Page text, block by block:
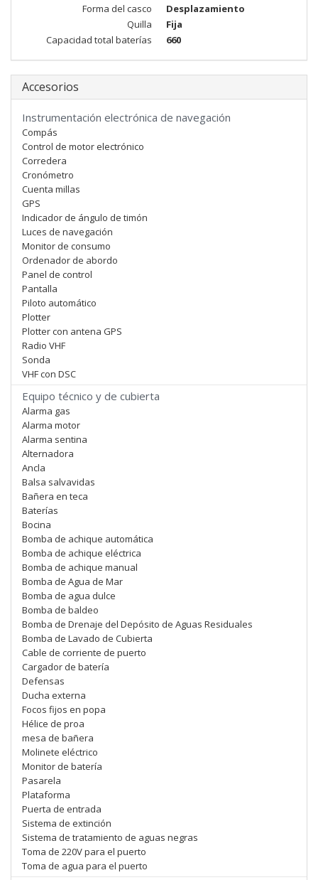
Forma del casco
Desplazamiento
Quilla
Fija
Capacidad total baterías
660
Accesorios
Instrumentación electrónica de navegación
Compás
Control de motor electrónico
Corredera
Cronómetro
Cuenta millas
GPS
Indicador de ángulo de timón
Luces de navegación
Monitor de consumo
Ordenador de abordo
Panel de control
Pantalla
Piloto automático
Plotter
Plotter con antena GPS
Radio VHF
Sonda
VHF con DSC
Equipo técnico y de cubierta
Alarma gas
Alarma motor
Alarma sentina
Alternadora
Ancla
Balsa salvavidas
Bañera en teca
Baterías
Bocina
Bomba de achique automática
Bomba de achique eléctrica
Bomba de achique manual
Bomba de Agua de Mar
Bomba de agua dulce
Bomba de baldeo
Bomba de Drenaje del Depósito de Aguas Residuales
Bomba de Lavado de Cubierta
Cable de corriente de puerto
Cargador de batería
Defensas
Ducha externa
Focos fijos en popa
Hélice de proa
mesa de bañera
Molinete eléctrico
Monitor de batería
Pasarela
Plataforma
Puerta de entrada
Sistema de extinción
Sistema de tratamiento de aguas negras
Toma de 220V para el puerto
Toma de agua para el puerto